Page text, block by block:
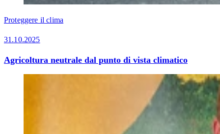
Proteggere il clima
31.10.2025
Agricoltura neutrale dal punto di vista climatico